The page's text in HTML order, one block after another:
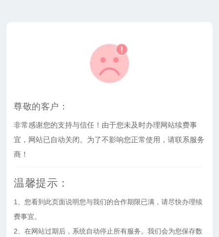
尊敬的客户：
非常感谢您的支持与信任！由于您未及时办理网站续费事
宜，网站已自动关闭。为了不影响您正常使用，请联系服务
商！
温馨提示：
1、您看到此页面说明您与我们的合作期限已满，请尽快办理续
费事宜。
2、在网站过期后，系统自动停止所有服务。我们会为您保存数